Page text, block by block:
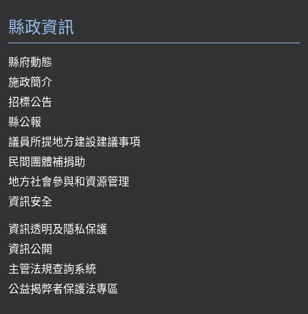
縣政資訊
縣府動態
施政簡介
招標公告
縣公報
議員所提地方建設建議事項
民間團體補捐助
地方社會參與和資源管理
資訊安全
資訊透明及隱私保護
資訊公開
主管法規查詢系統
公益揭弊者保護法專區